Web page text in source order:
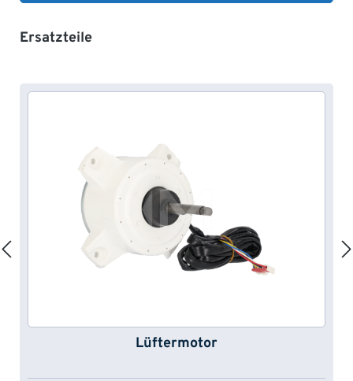
Produktgalerie überspringen
Ersatzteile
Lüftermotor